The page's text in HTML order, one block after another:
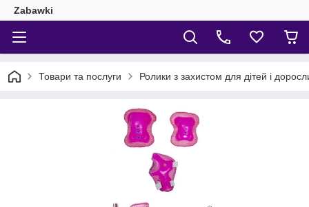
Zabawki
Товари та послуги Ролики з захистом для дітей і